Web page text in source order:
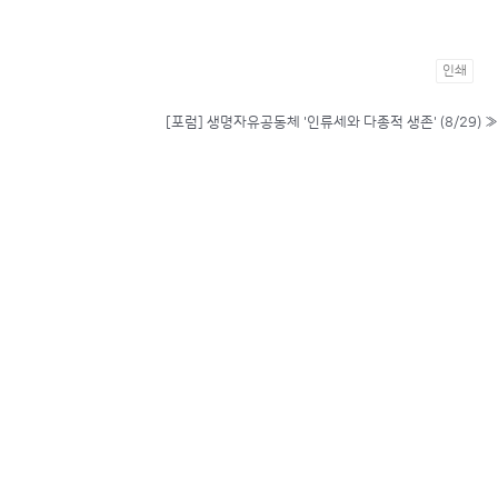
인쇄
[포럼] 생명자유공동체 '인류세와 다종적 생존' (8/29) »